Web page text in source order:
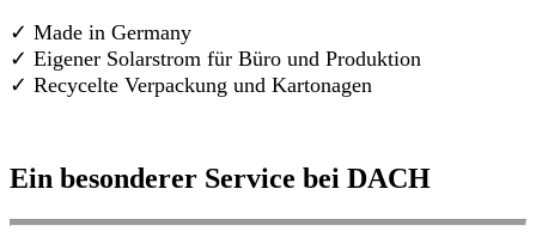
✓ Made in Germany
✓ Eigener Solarstrom für Büro und Produktion
✓ Recycelte Verpackung und Kartonagen
Ein besonderer Service bei DACH